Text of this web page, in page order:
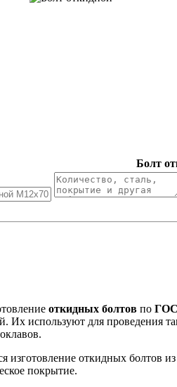
Болт
откидных болтов по
Их используют для проведения
изготовление откидных болтов
покрытие.